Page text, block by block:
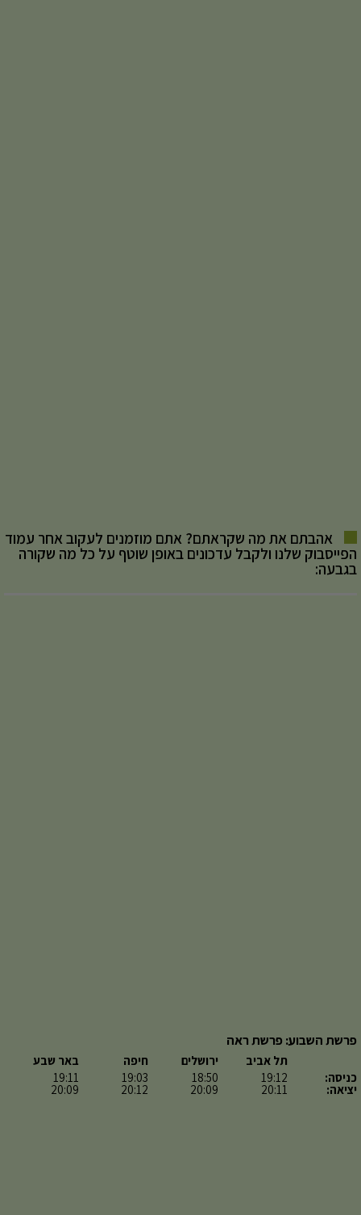
אהבתם את מה שקראתם? אתם מוזמנים לעקוב אחר עמוד
הפייסבוק שלנו ולקבל עדכונים באופן שוטף על כל מה שקורה
בגבעה:
פרשת השבוע: פרשת ראה
כניסה:
יציאה:
תל אביב
19:12
20:11
ירושלים
18:50
20:09
חיפה
19:03
20:12
באר שבע
19:11
20:09